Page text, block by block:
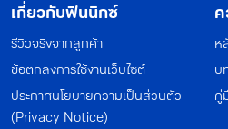
เกี่ยวกับฟินนิกซ์
รีวิวจริงจากลูกค้า
ข้อตกลงการใช้งานเว็บไซต์
ประกาศนโยบายความเป็นส่วนตัว
(Privacy Notice)
ค
ห
บ
คู่